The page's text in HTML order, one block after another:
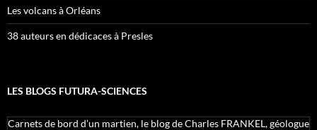
Les volcans à Orléans
38 auteurs en dédicaces à Presles
LES BLOGS FUTURA-SCIENCES
Carnets de bord d’un martien, le blog de Charles FRANKEL, géologue